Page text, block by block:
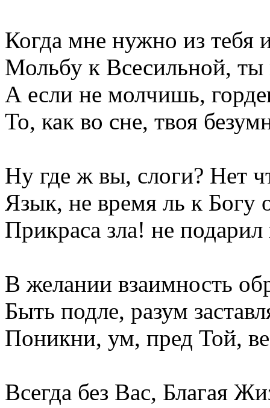
Когда мне нужно из тебя
Мольбу к Всесильной,
А если не молчишь,
То, как во сне, твоя
Ну где ж вы, слоги? Нет
Язык, не время ль к Богу
Прикраса зла! не
В желании взаимность
Быть подле, разум
Поникни, ум, пред Той,
Всегда без Вас, Благая